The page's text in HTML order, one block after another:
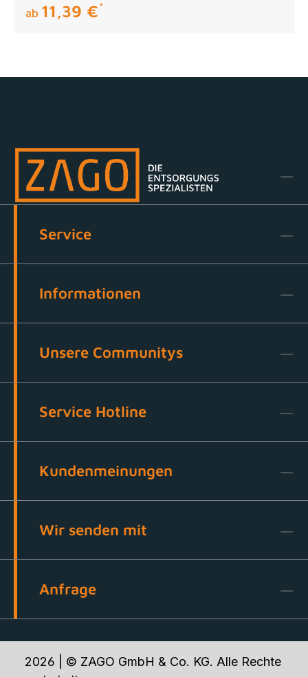
regulärer preis:
ab 11,39 €
Service
Informationen
Unsere Communitys
Service Hotline
Kundenmeinungen
Wir senden mit
Anfrage
2026 | © ZAGO GmbH & Co. KG. Alle Rechte